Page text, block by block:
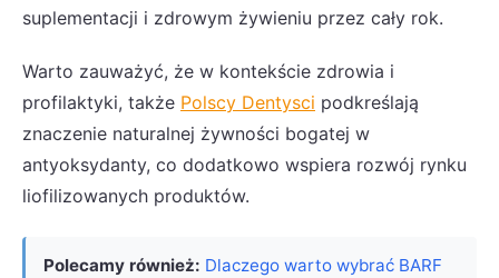
suplementacji i zdrowym żywieniu przez cały rok.
Warto zauważyć, że w kontekście zdrowia i
profilaktyki, także Polscy Dentysci podkreślają
znaczenie naturalnej żywności bogatej w
antyoksydanty, co dodatkowo wspiera rozwój rynku
liofilizowanych produktów.
Polecamy również: Dlaczego warto wybrać BARF